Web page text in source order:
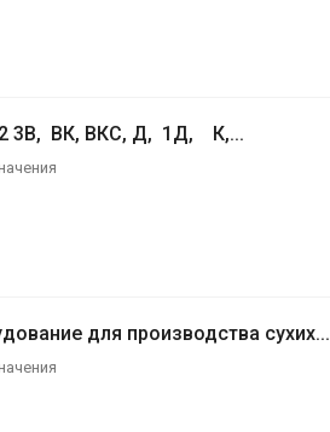
3В, ВК, ВКС, Д, 1Д, К,...
для производства сухих...